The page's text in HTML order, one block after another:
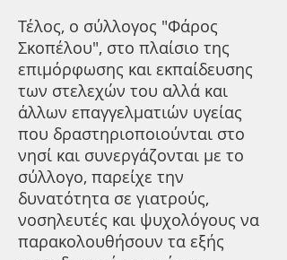
Τέλος, ο σύλλογος "Φάρος
Σκοπέλου", στο πλαίσιο της
επιμόρφωσης και εκπαίδευσης
των στελεχών του αλλά και
άλλων επαγγελματιών υγείας
που δραστηριοποιούνται στο
νησί και συνεργάζονται με το
σύλλογο, παρείχε την
δυνατότητα σε γιατρούς,
νοσηλευτές και ψυχολόγους να
παρακολουθήσουν τα εξής